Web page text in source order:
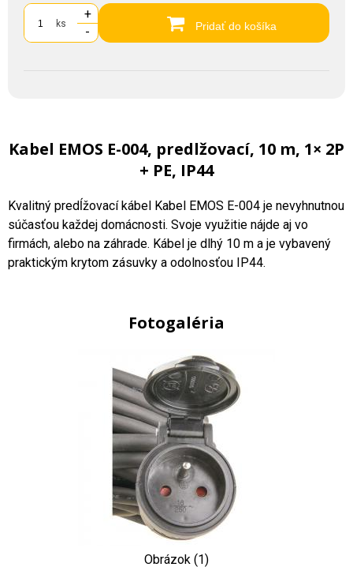
ks
+
-
Pridať do košíka
Kabel EMOS E-004, predlžovací, 10 m, 1× 2P
+ PE, IP44
Kvalitný predĺžovací kábel Kabel EMOS E-004 je nevyhnutnou
súčasťou každej domácnosti. Svoje využitie nájde aj vo
firmách, alebo na záhrade. Kábel je dlhý 10 m a je vybavený
praktickým krytom zásuvky a odolnosťou IP44.
Fotogaléria
Obrázok (1)